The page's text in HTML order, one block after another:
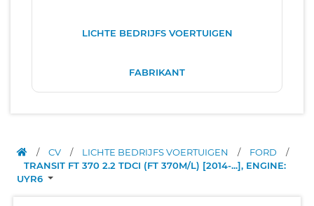
LICHTE BEDRIJFS VOERTUIGEN
FABRIKANT
/ CV / LICHTE BEDRIJFS VOERTUIGEN / FORD
/
TRANSIT FT 370 2.2 TDCI (FT 370M/L) [2014-...], ENGINE:
UYR6